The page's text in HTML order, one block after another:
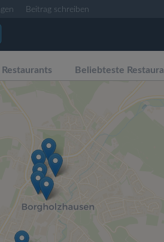
Beitrag schreiben
Restaurants Beliebteste